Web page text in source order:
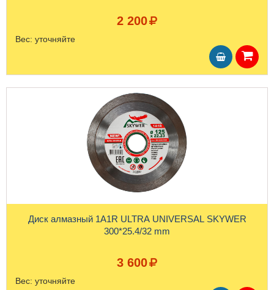
2 200
Вес: уточняйте
Диск алмазный 1A1R ULTRA UNIVERSAL SKYWER
300*25.4/32 mm
3 600
Вес: уточняйте